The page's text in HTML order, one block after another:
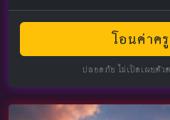
โอนค่าค
ปลอดภัย ไม่เปิดเผยตัว